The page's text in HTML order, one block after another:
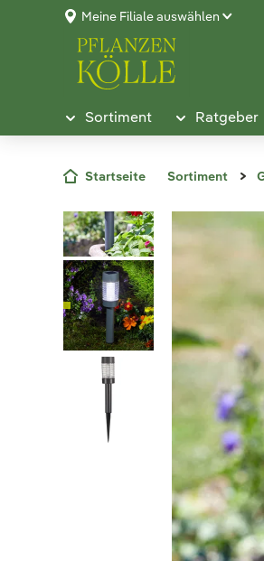
Meine Filiale auswählen
Sortiment Ratgeber
Startseite Sortiment